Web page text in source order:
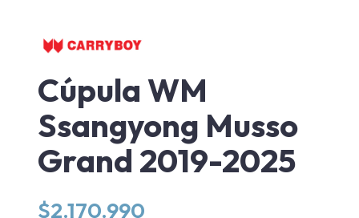
Cúpula WM
Ssangyong Musso
Grand 2019-2025
$2.170.990